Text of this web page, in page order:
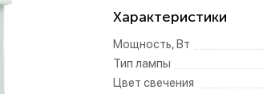
Характеристики
Мощность, Вт
Тип лампы
Цвет свечения